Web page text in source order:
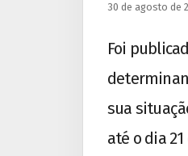
30 de agosto de
Foi
sua
até o dia